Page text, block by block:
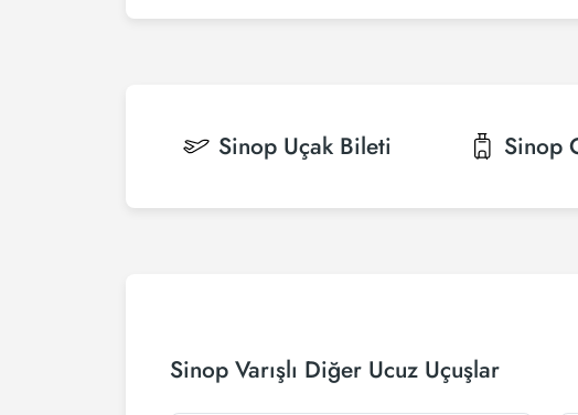
Sinop Uçak Bileti Sinop
Sinop Varışlı Diğer Ucuz Uçuşlar